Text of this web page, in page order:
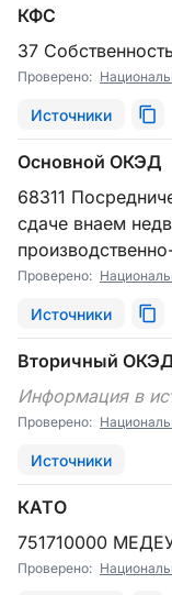
КФС
37
Проверено:
Источники
Основной ОКЭД
68311 Посреднические услуги при купле-продаже и
сдаче внаем
Проверено:
Источники
Вторичный
Информация в
Проверено:
Источники
КАТО
751710000
Проверено: